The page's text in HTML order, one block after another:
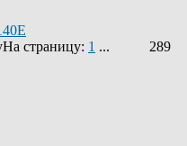
На страницу: 1 ...
289